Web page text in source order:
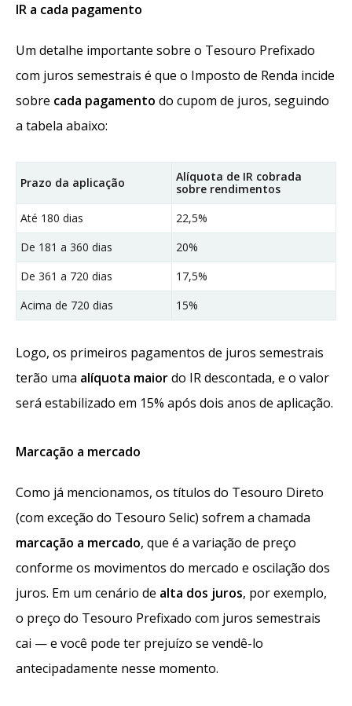
IR a cada pagamento
Um detalhe importante sobre o Tesouro Prefixado
com juros semestrais é que o Imposto de Renda incide
sobre cada pagamento do cupom de juros, seguindo
a tabela abaixo:
Prazo da aplicação
Alíquota de IR cobrada
sobre rendimentos
Até 180 dias
22,5%
De 181 a 360 dias
20%
De 361 a 720 dias
17,5%
Acima de 720 dias
15%
Logo, os primeiros pagamentos de juros semestrais
terão uma alíquota maiordo IR descontada, e o valor
será estabilizado em 15% após dois anos de aplicação.
Marcação a mercado
Como já mencionamos, os títulos do Tesouro Direto
(com exceção do Tesouro Selic) sofrem a chamada
marcação a mercado, que é a variação de preço
conforme os movimentos do mercado e oscilação dos
juros. Em um cenário de alta dos juros, por exemplo,
o preço do Tesouro Prefixado com juros semestrais
cai — e você pode ter prejuízo se vendê-lo
antecipadamente nesse momento.